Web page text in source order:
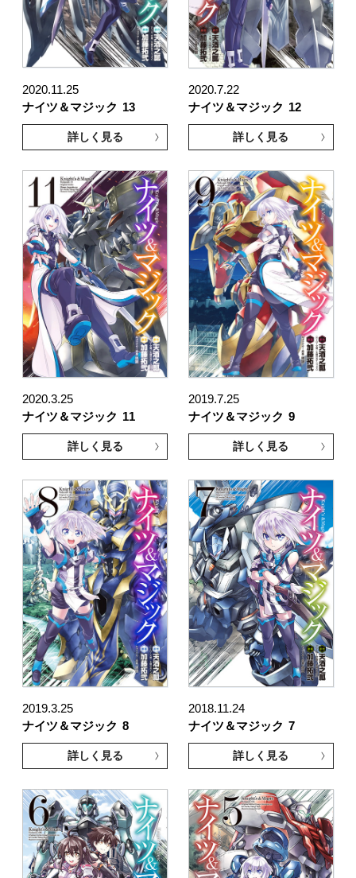
2020.11.25
ナイツ＆マジック 13
詳しく見る
2020.7.22
ナイツ＆マジック 12
詳しく見る
2020.3.25
ナイツ＆マジック 11
詳しく見る
2019.7.25
ナイツ＆マジック 9
詳しく見る
2019.3.25
ナイツ＆マジック 8
詳しく見る
2018.11.24
ナイツ＆マジック 7
詳しく見る